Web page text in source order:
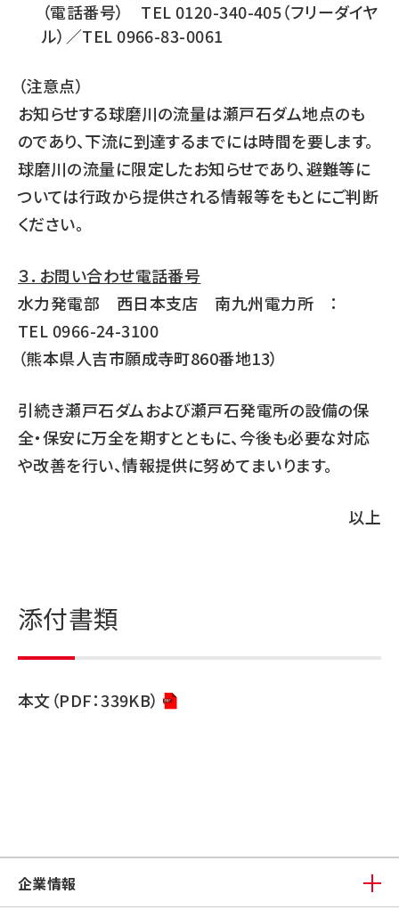
（電話番号） TEL 0120-340-405（フリーダイヤ
ル）／TEL 0966-83-0061
（注意点）
お知らせする球磨川の流量は瀬戸石ダム地点のも
のであり、下流に到達するまでには時間を要します。
球磨川の流量に限定したお知らせであり、避難等に
ついては行政から提供される情報等をもとにご判断
ください。
３．お問い合わせ電話番号
水力発電部 西日本支店 南九州電力所 ：
TEL 0966-24-3100
（熊本県人吉市願成寺町860番地13）
引続き瀬戸石ダムおよび瀬戸石発電所の設備の保
全・保安に万全を期すとともに、今後も必要な対応
や改善を行い、情報提供に努めてまいります。
以上
添付書類
本文（PDF：339KB）
企業情報